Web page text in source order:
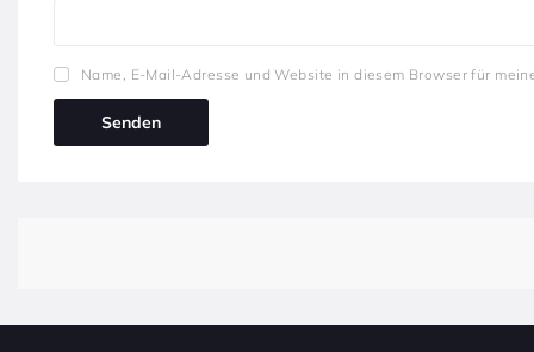
Name, E-Mail-Adresse und Website in diesem Browser für